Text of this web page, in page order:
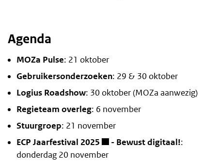
Agenda
MOZa Pulse: 21 oktober
Gebruikersonderzoeken: 29 & 30 oktober
Logius Roadshow: 30 oktober (MOZa aanwezig)
Regieteam overleg: 6 november
Stuurgroep: 21 november
ECP Jaarfestival 2025
- Bewust digitaal!:
donderdag 20 november